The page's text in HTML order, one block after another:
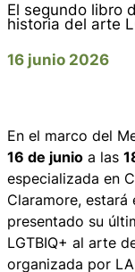
El segundo libro
historia del arte
16 junio 2026
En el marco del
16 de junio a las
especializada en
Claramore,
presentado su
LGTBIQ+ al arte
organizada por